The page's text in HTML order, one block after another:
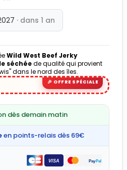
· dans 1 an
Wild West Beef Jerky
séchéede qualité qui provient
dans le nord des îles.
dès demain matin
en points-relais dès 69€